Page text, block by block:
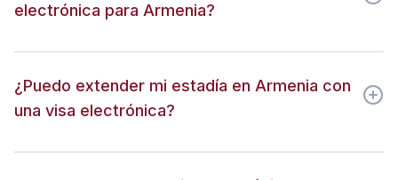
electrónica para Armenia?
¿Puedo extender mi estadía en Armenia con
una visa electrónica?